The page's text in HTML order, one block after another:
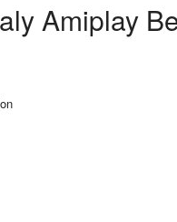
Amiplay